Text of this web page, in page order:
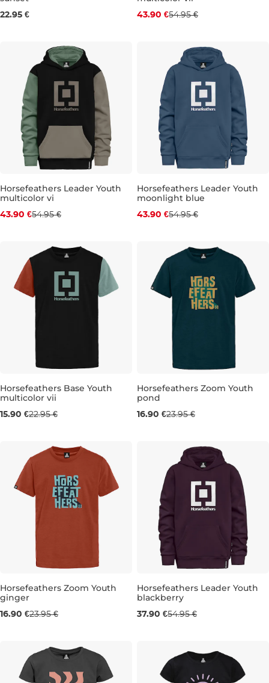
22.95 €
Zľava -20 %
43.90 €54.95 €
Zľava -20 %
Horsefeathers Leader Youth
multicolor vi
43.90 €54.95 €
Zľava -20 %
Horsefeathers Leader Youth
moonlight blue
43.90 €54.95 €
Výpredaj -31 %
Horsefeathers Base Youth
multicolor vii
15.90 €22.95 €
Výpredaj -29 %
Horsefeathers Zoom Youth
pond
16.90 €23.95 €
Výpredaj -29 %
Horsefeathers Zoom Youth
ginger
16.90 €23.95 €
Výpredaj -31 %
Horsefeathers Leader Youth
blackberry
37.90 €54.95 €